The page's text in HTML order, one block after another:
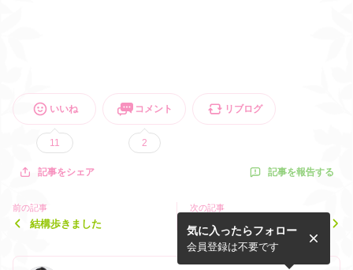
いいね
11
コメント
2
リブログ
記事をシェア 記事を報告する
前の記事
結構歩きました
次の記事
男性が「笑顔の次に重視す
る」ポイント
気に入ったらフォロー
会員登録は不要です